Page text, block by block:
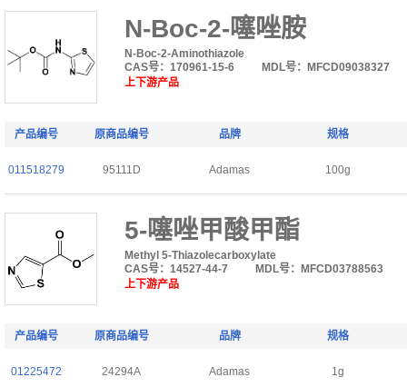
N-Boc-2-噻唑胺
N-Boc-2-Aminothiazole
CAS号：170961-15-6
MDL号：MFCD09038327
上下游产品
产品编号 原商品编号 品牌 规格
011518279 95111D Adamas 100g
5-噻唑甲酸甲酯
Methyl 5-Thiazolecarboxylate
CAS号：14527-44-7
MDL号：MFCD03788563
上下游产品
产品编号 原商品编号 品牌 规格
01225472 24294A Adamas 1g